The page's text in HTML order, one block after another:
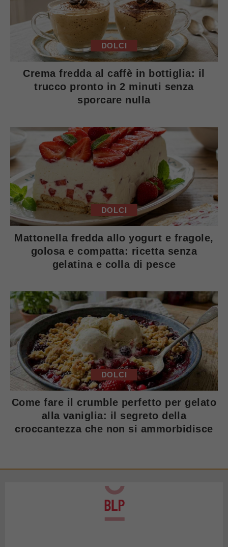
DOLCI
Crema fredda al caffè in bottiglia: il
trucco pronto in 2 minuti senza
sporcare nulla
DOLCI
Mattonella fredda allo yogurt e fragole,
golosa e compatta: ricetta senza
gelatina e colla di pesce
DOLCI
Come fare il crumble perfetto per gelato
alla vaniglia: il segreto della
croccantezza che non si ammorbidisce